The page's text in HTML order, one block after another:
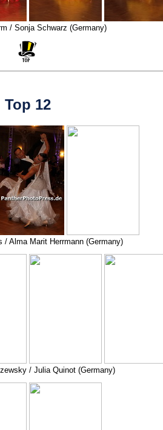
/ Sonja Schwarz (Germany)
Top 12
/ Alma Marit Herrmann (Germany)
/ Julia Quinot (Germany)